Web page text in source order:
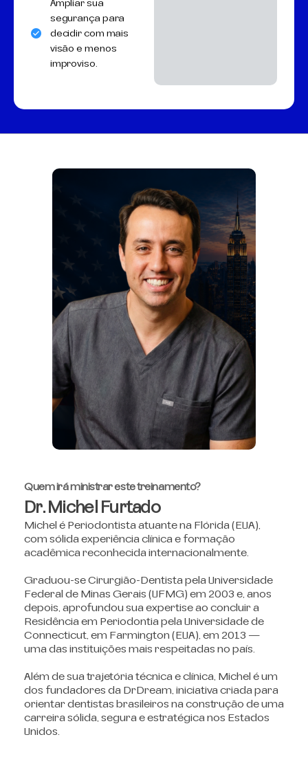
Ampliar sua
segurança para
decidir com mais
visão e menos
improviso.
Quem irá ministrar este treinamento?
Dr. Michel Furtado
Michel é Periodontista atuante na Flórida (EUA),
com sólida experiência clínica e formação
acadêmica reconhecida internacionalmente.
Graduou-se Cirurgião-Dentista pela Universidade
Federal de Minas Gerais (UFMG) em 2003 e, anos
depois, aprofundou sua expertise ao concluir a
Residência em Periodontia pela Universidade de
Connecticut, em Farmington (EUA), em 2013 —
uma das instituições mais respeitadas no país.
Além de sua trajetória técnica e clínica, Michel é um
dos fundadores da DrDream, iniciativa criada para
orientar dentistas brasileiros na construção de uma
carreira sólida, segura e estratégica nos Estados
Unidos.